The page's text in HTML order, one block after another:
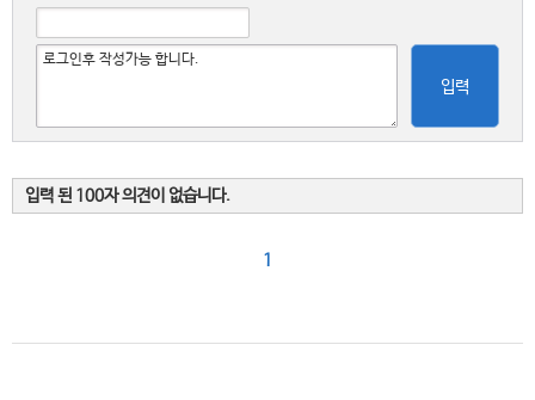
입력
입력 된 100자 의견이 없습니다.
1